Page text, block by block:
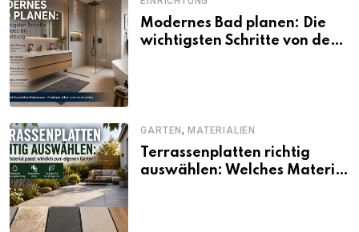
Modernes Bad planen: Die
wichtigsten Schritte von der
GARTEN,MATERIALIEN
Terrassenplatten richtig
auswählen: Welches Material